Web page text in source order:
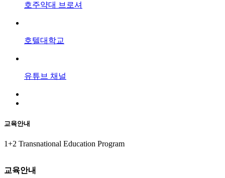
호주약대 브로셔
호텔대학교
유튜브 채널
교육안내
1+2 Transnational Education Program
교육안내